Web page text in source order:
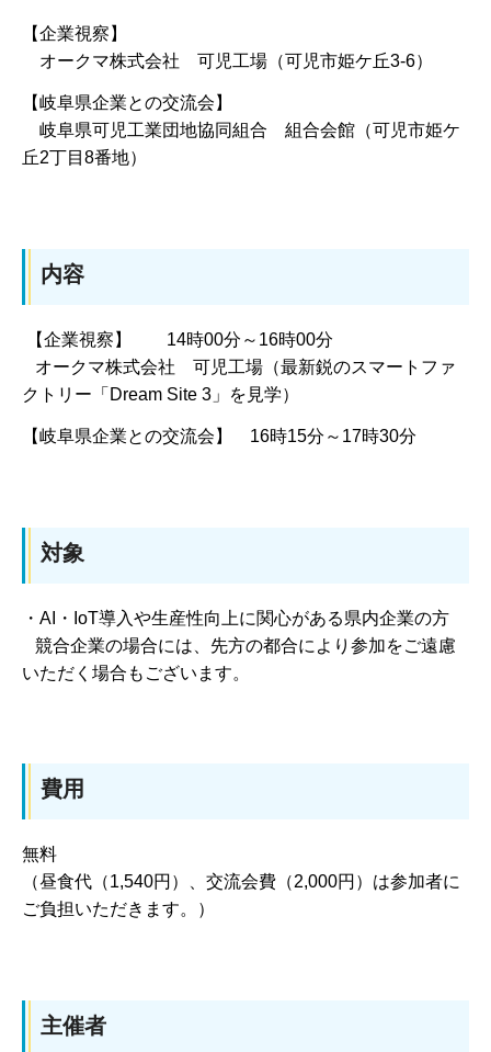
【企業視察】
オークマ株式会社 可児工場（可児市姫ケ丘3-6）
【岐阜県企業との交流会】
岐阜県可児工業団地協同組合 組合会館（可児市姫ケ
丘2丁目8番地）
内容
【企業視察】 14時00分～16時00分
オークマ株式会社 可児工場（最新鋭のスマートファ
クトリー「Dream Site 3」を見学）
【岐阜県企業との交流会】 16時15分～17時30分
対象
・AI・IoT導入や生産性向上に関心がある県内企業の方
競合企業の場合には、先方の都合により参加をご遠慮
いただく場合もございます。
費用
無料
（昼食代（1,540円）、交流会費（2,000円）は参加者に
ご負担いただきます。）
主催者